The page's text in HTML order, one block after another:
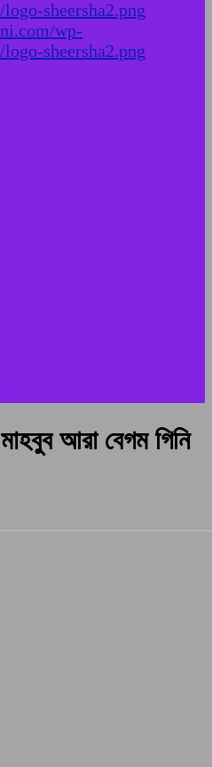
আরা বেগম গিনি